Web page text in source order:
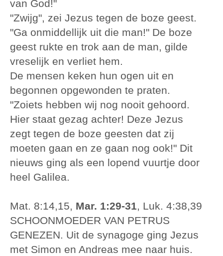
van God!"
"Zwijg", zei Jezus tegen de boze geest.
"Ga onmiddellijk uit die man!" De boze
geest rukte en trok aan de man, gilde
vreselijk en verliet hem.
De mensen keken hun ogen uit en
begonnen opgewonden te praten.
"Zoiets hebben wij nog nooit gehoord.
Hier staat gezag achter! Deze Jezus
zegt tegen de boze geesten dat zij
moeten gaan en ze gaan nog ook!" Dit
nieuws ging als een lopend vuurtje door
heel Galilea.
Mat. 8:14,15, Mar. 1:29-31, Luk. 4:38,39
SCHOONMOEDER VAN PETRUS
GENEZEN. Uit de synagoge ging Jezus
met Simon en Andreas mee naar huis.